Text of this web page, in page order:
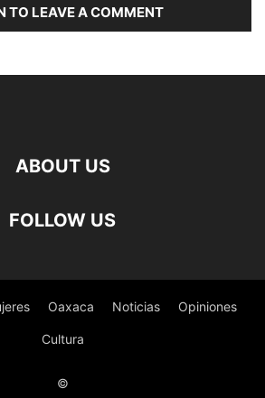
TO LEAVE A COMMENT
ABOUT US
FOLLOW US
Oaxaca Noticias Opiniones
Cultura
©